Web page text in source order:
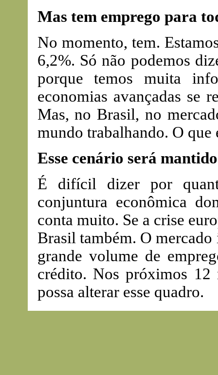
Mas tem emprego para
No momento, tem.
6,2%. Só não podemos
porque temos muita
economias avançadas se
Mas, no Brasil, no
mundo trabalhando. O que
Esse cenário será
É difícil dizer por
conjuntura econômica
conta muito. Se a crise
Brasil também. O mercado
grande volume de
crédito. Nos próximos 12
possa alterar esse quadro.